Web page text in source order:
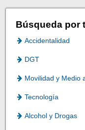
Búsqueda por
Accidentalidad
DGT
Movilidad y Medio
Tecnología
Alcohol y Drogas